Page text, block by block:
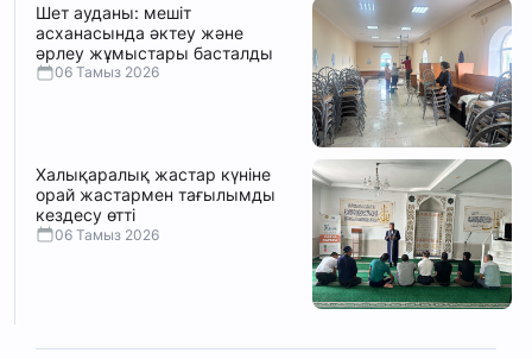
Шет ауданы: мешіт
асханасында әктеу және
әрлеу жұмыстары басталды
06 Тамыз 2026
Халықаралық жастар күніне
орай жастармен тағылымды
кездесу өтті
06 Тамыз 2026